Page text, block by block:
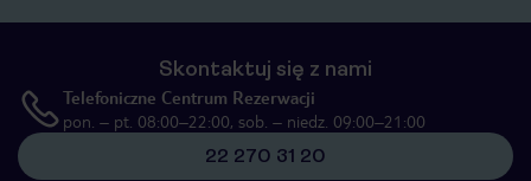
Skontaktuj się z nami
Telefoniczne Centrum Rezerwacji
pon. – pt. 08:00–22:00, sob. – niedz. 09:00–21:00
22 270 31 20